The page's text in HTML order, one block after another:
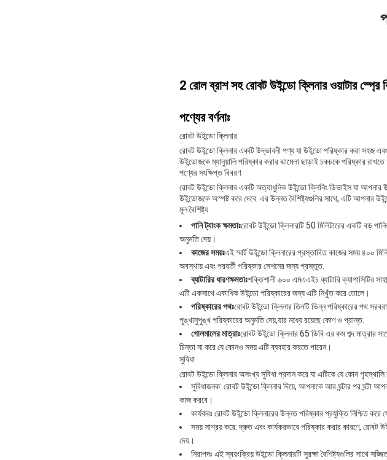
2 রোল ব্রাশ সহ রোবট উইন্ডো ক্লিনার ওয়াটার
পণ্যের বর্ণনাঃ
রোবট উইন্ডো ক্লিনার
রোবট উইন্ডো ক্লিনার একটি উদ্ভাবনী পণ্য যা উইন্ডো পরিষ্কার করা সহজ
উইন্ডোজকে ম্যানুয়ালি পরিষ্কার করার ঝামেলা ছাড়াই চকচকে পরিষ্কার রাখতে
পণ্যের সংক্ষিপ্ত বিবরণ
রোবট উইন্ডো ক্লিনার একটি অত্যাধুনিক উইন্ডো ক্লিনিং ডিভাইস যা আপনার
উইন্ডোজকে অস্পষ্ট করে দেবে. এর উন্নত বৈশিষ্ট্যগুলির সাথে, এটি আপনার
মূল বৈশিষ্ট্য
পানি ট্যাংক ক্ষমতাঃরোবট উইন্ডো ক্লিনারটি 50 মিলিটারের একটি বড়
অনুমতি দেয়।
কাজের সময়ঃএই স্মার্ট উইন্ডো ক্লিনারের প্রস্তাবিত কাজের সময় ৪০০
অবস্থায় এবং পরবর্তী পরিষ্কার সেশনের জন্য প্রস্তুত.
ব্যাটারির ধারণক্ষমতাঃশক্তিশালী ৬০০ এমএএইচ ব্যাটারি ক্যাপাসিটির
এটি একসাথে একাধিক উইন্ডো পরিষ্কারের জন্য এটি নিখুঁত করে তোলে।
পরিষ্কারের পথঃরোবট উইন্ডো ক্লিনার তিনটি ভিন্ন পরিষ্কারের পথ
পুঙ্খানুপুঙ্খ পরিষ্কারের অনুমতি দেয়,যার মধ্যে রয়েছে কোণ ও প্রান্ত.
গোলমালের মাত্রাঃরোবট উইন্ডো ক্লিনার 65 ডিবি এর কম শব্দ মাত্রার
চিন্তা না করে যে কোনও সময় এটি ব্যবহার করতে পারেন।
সুবিধা
রোবট উইন্ডো ক্লিনার অসংখ্য সুবিধা প্রদান করে যা এটিকে যে কোন
সুবিধাজনক: রোবট উইন্ডো ক্লিনার দিয়ে, আপনাকে আর ঘন্টার পর ঘন্টা
কাজ করবে।
কার্যকরঃ রোবট উইন্ডো ক্লিনারের উন্নত পরিষ্কার প্রযুক্তি নিশ্চিত
সময় সাশ্রয় করে: দ্রুত এবং কার্যকরভাবে পরিষ্কার করার কারণে, রোবট
দেয়।
নিরাপদঃ এই স্বয়ংক্রিয় উইন্ডো ক্লিনারটি সুরক্ষা বৈশিষ্ট্যগুলির সাথে